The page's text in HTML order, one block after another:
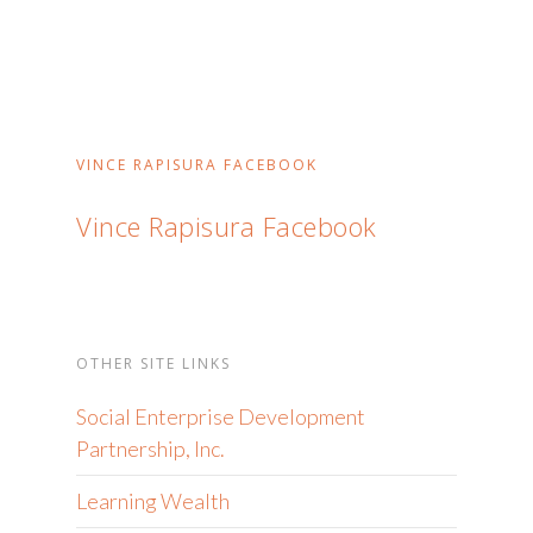
VINCE RAPISURA FACEBOOK
Vince Rapisura Facebook
OTHER SITE LINKS
Social Enterprise Development
Partnership, Inc.
Learning Wealth